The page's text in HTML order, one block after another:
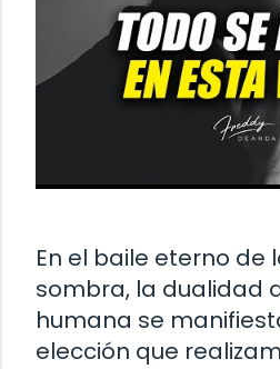
En el baile eterno de
sombra, la dualidad
humana se
elección que